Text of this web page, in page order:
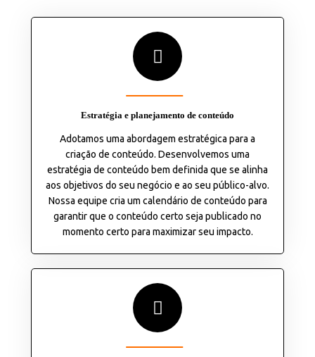
Estratégia e planejamento de conteúdo
Adotamos uma abordagem estratégica para a
criação de conteúdo. Desenvolvemos uma
estratégia de conteúdo bem definida que se alinha
aos objetivos do seu negócio e ao seu público-alvo.
Nossa equipe cria um calendário de conteúdo para
garantir que o conteúdo certo seja publicado no
momento certo para maximizar seu impacto.